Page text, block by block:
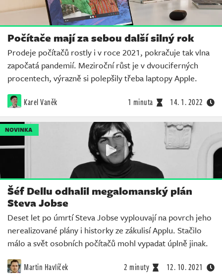
Počítače mají za sebou další silný rok
Prodeje počítačů rostly i v roce 2021, pokračuje tak vlna
započatá pandemií. Meziroční růst je v dvouciferných
procentech, výrazně si polepšily třeba laptopy Apple.
Karel Vaněk 1 minuta 14. 1. 2022
NOVINKA
Šéf Dellu odhalil megalomanský plán
Steva Jobse
Deset let po úmrtí Steva Jobse vyplouvají na povrch jeho
nerealizované plány i historky ze zákulisí Applu. Stačilo
málo a svět osobních počítačů mohl vypadat úplně jinak.
Martin Havlíček 2 minuty 12. 10. 2021